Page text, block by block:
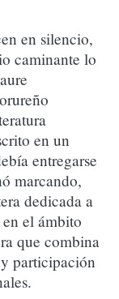
en silencio,
caminante lo
en un
entregarse
marcando,
dedicada a
el ámbito
que combina
participación